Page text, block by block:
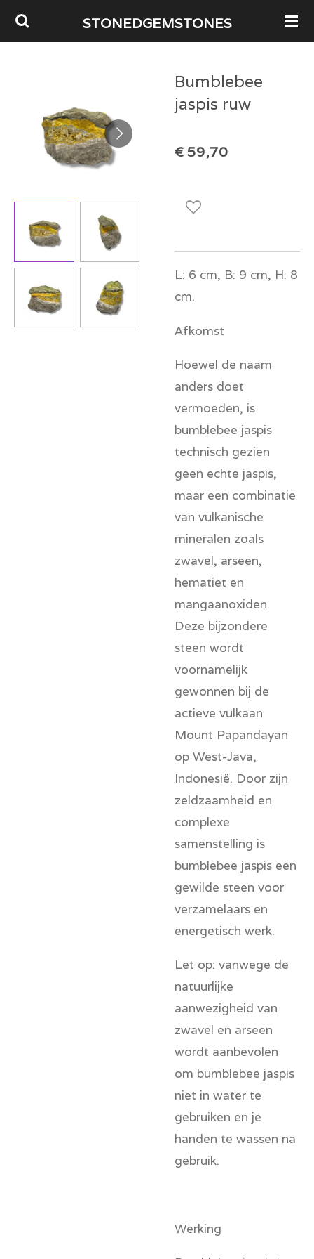
Ga
direct
hoofdinhoud
STONEDGEMSTONES
Bumblebee
jaspis ruw
€ 59,70
L: 6 cm, B: 9 cm, H: 8
cm.
Afkomst
Hoewel de naam
anders doet
vermoeden, is
bumblebee jaspis
technisch gezien
geen echte jaspis,
maar een combinatie
van vulkanische
mineralen zoals
zwavel, arseen,
hematiet en
mangaanoxiden.
Deze bijzondere
steen wordt
voornamelijk
gewonnen bij de
actieve vulkaan
Mount Papandayan
op West-Java,
Indonesië. Door zijn
zeldzaamheid en
complexe
samenstelling is
bumblebee jaspis een
gewilde steen voor
verzamelaars en
energetisch werk.
Let op: vanwege de
natuurlijke
aanwezigheid van
zwavel en arseen
wordt aanbevolen
om bumblebee jaspis
niet in water te
gebruiken en je
handen te wassen na
gebruik.
Werking